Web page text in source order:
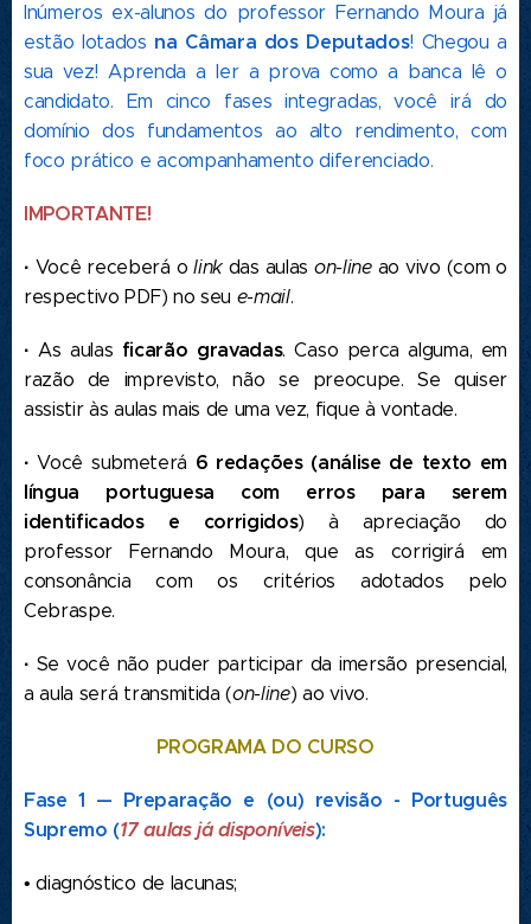
Inúmeros ex-alunos do professor Fernando Moura já
estão lotados na Câmara dos Deputados! Chegou a
sua vez! Aprenda a ler a prova como a banca lê o
candidato. Em cinco fases integradas, você irá do
domínio dos fundamentos ao alto rendimento, com
foco prático e acompanhamento diferenciado.
IMPORTANTE!
· Você receberá olinkdas aulason-lineao vivo (com o
respectivo PDF) no seu e-mail.
·As aulas ficarão gravadas. Caso perca alguma, em
razão de imprevisto, não se preocupe. Se quiser
assistir às aulas mais de uma vez, fique à vontade.
·Você submeterá 6 redações (análise de texto em
língua portuguesa com erros para serem
identificados e corrigidos) à apreciação do
professor Fernando Moura, que as corrigirá em
consonância com os critérios adotados pelo
Cebraspe.
· Se você não puder participar da imersão presencial,
a aula será transmitida (on-line) ao vivo.
PROGRAMA DO CURSO
Fase 1 — Preparação e (ou) revisão - Português
Supremo (17 aulas já disponíveis):
• diagnóstico de lacunas;